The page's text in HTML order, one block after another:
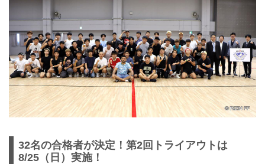
32名の合格者が決定！第2回トライアウトは
8/25（日）実施！